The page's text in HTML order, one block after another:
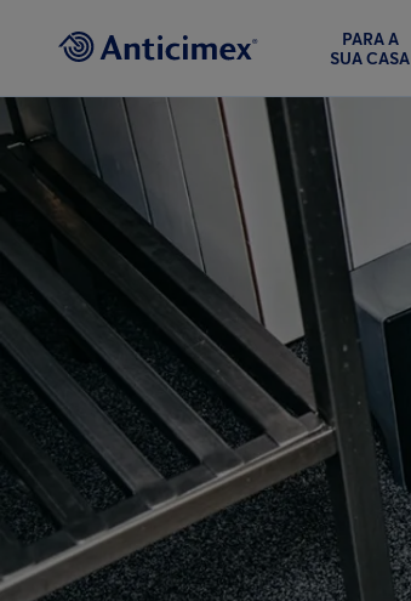
PARA A
SUA CASA